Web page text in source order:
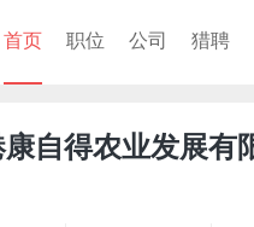
首页 职位 公司 猎聘
自得农业发展有